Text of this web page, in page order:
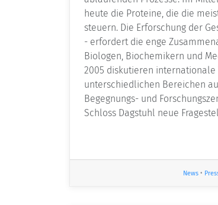
heute die Proteine, die die
steuern. Die Erforschung der
- erfordert die enge
Biologen, Biochemikern und
2005 diskutieren internationale
unterschiedlichen Bereichen
Begegnungs- und
Schloss Dagstuhl neue
News •